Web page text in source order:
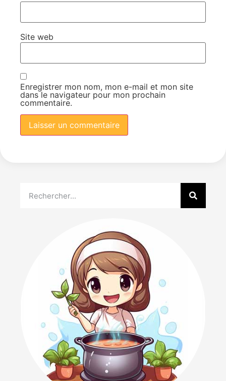
Site web
Enregistrer mon nom, mon e-mail et mon site
dans le navigateur pour mon prochain
commentaire.